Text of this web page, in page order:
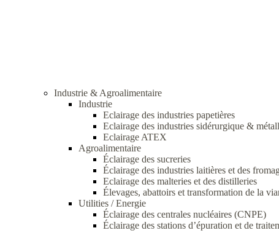
Industrie & Agroalimentaire
Industrie
Eclairage des industries papetières
Eclairage des industries sidérurgique &
Eclairage ATEX
Agroalimentaire
Éclairage des sucreries
Éclairage des industries laitières et des
Eclairage des malteries et des distilleries
Élevages, abattoirs et transformation de la
Utilities / Energie
Éclairage des centrales nucléaires (CNPE)
Éclairage des stations d’épuration et de